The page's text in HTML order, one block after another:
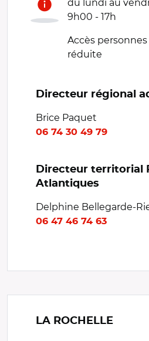
du lundi au
9h00 - 17h
Accès
réduite
Directeur régional
Brice Paquet
06 74 30 49 79
Directeur territorial
Atlantiques
Delphine Bellegarde-
06 47 46 74 63
LA ROCHELLE